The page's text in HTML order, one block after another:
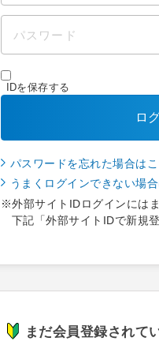
IDを保存する
ロ
パスワードを忘れた場合は
うまくログインできない場
※外部サイトIDログインには
下記「外部サイトIDで新規
まだ会員登録されて